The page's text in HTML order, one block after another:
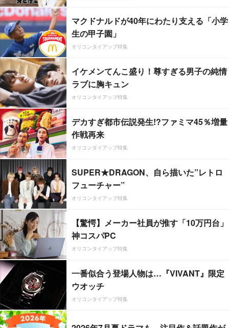
マクドナルドが40年にわたり支える「小学
生の甲子園」
オリコンタイアップ特集
イケメンてんこ盛り！尊すぎる男子の純情
ラブに胸キュン
オリコンタイアップ特集
デカすぎ都市伝説発生!?ファミマ45％増量
作戦再来
オリコンタイアップ特集
SUPER★DRAGON、自ら描いた”レトロ
フューチャー”
オリコンタイアップ特集
【驚愕】メーカー社員が推す「10万円台」
神コスパPC
オリコンタイアップ特集
一番似合う登場人物は…『VIVANT』限定
ウオッチ
オリコンタイアップ特集